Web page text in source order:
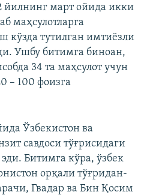
март ойида икки
маҳсулотларга
кўзда тутилган имтиёзли
Ушбу битимга биноан,
34 та маҳсулот учун
– 100 фоизга
Ўзбекистон ва
савдоси тўғрисидаги
Битимга кўра, ўзбек
орқали тўғридан-
Гвадар ва Бин Қосим